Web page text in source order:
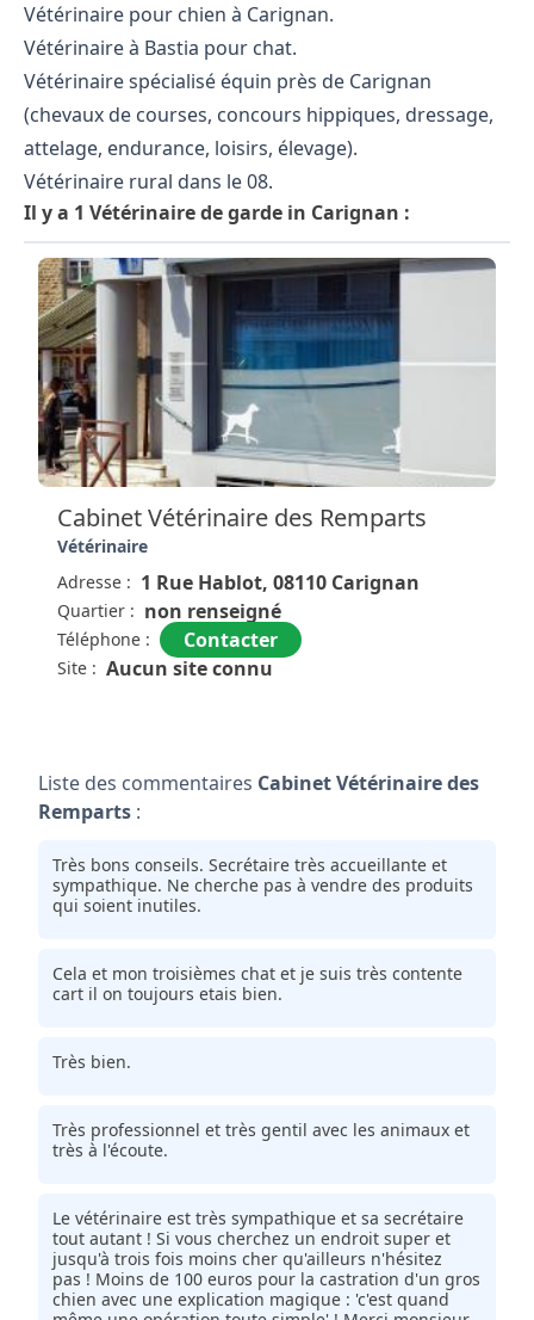
Vétérinaire pour chien à Carignan.
Vétérinaire à Bastia pour chat.
Vétérinaire spécialisé équin près de Carignan
(chevaux de courses, concours hippiques, dressage,
attelage, endurance, loisirs, élevage).
Vétérinaire rural dans le 08.
Il y a 1 Vétérinaire de garde in Carignan :
Cabinet Vétérinaire des Remparts
Vétérinaire
Adresse : 1 Rue Hablot, 08110 Carignan
Quartier : non renseigné
Téléphone : Contacter
Site : Aucun site connu
Liste des commentaires Cabinet Vétérinaire des
Remparts :
Très bons conseils. Secrétaire très accueillante et
sympathique. Ne cherche pas à vendre des produits
qui soient inutiles.
Cela et mon troisièmes chat et je suis très contente
cart il on toujours etais bien.
Très bien.
Très professionnel et très gentil avec les animaux et
très à l'écoute.
Le vétérinaire est très sympathique et sa secrétaire
tout autant ! Si vous cherchez un endroit super et
jusqu'à trois fois moins cher qu'ailleurs n'hésitez
pas ! Moins de 100 euros pour la castration d'un gros
chien avec une explication magique : 'c'est quand